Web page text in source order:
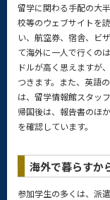
留学に関わる手配の大
校等のウェブサイトを
い、航空券、宿舎、ビ
て海外に一人で行くの
ドルが高く思えますが
つきます。また、英語
は、留学情報館スタッ
帰国後は、報告書のほ
を確認しています。
海外で暮らすか
参加学生の多くは、派